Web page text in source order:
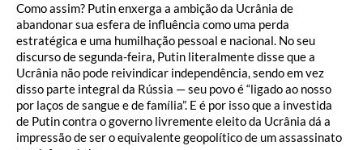
Como assim? Putin enxerga a ambição da Ucrânia de
abandonar sua esfera de influência como uma perda
estratégica e uma humilhação pessoal e nacional. No seu
discurso de segunda-feira, Putin literalmente disse que a
Ucrânia não pode reivindicar independência, sendo em vez
disso parte integral da Rússia — seu povo é “ligado ao nosso
por laços de sangue e de família”. E é por isso que a investida
de Putin contra o governo livremente eleito da Ucrânia dá a
impressão de ser o equivalente geopolítico de um assassinato